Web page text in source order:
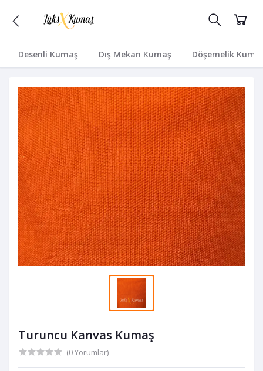
Desenli Kumaş Dış Mekan Kumaş Döşemelik
Turuncu Kanvas Kumaş
(0 Yorumlar)